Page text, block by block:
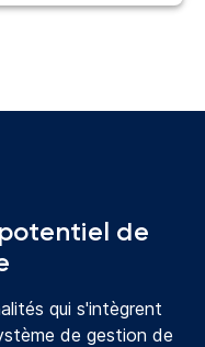
de
qui s'intègrent
de gestion de